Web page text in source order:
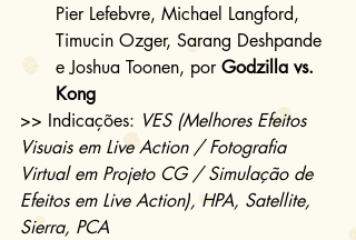
Pier Lefebvre, Michael Langford,
Timucin Ozger, Sarang Deshpande
e Joshua Toonen, por Godzilla vs.
Kong
>> Indicações: VES (Melhores Efeitos
Visuais em Live Action / Fotografia
Virtual em Projeto CG / Simulação de
Efeitos em Live Action), HPA, Satellite,
Sierra, PCA